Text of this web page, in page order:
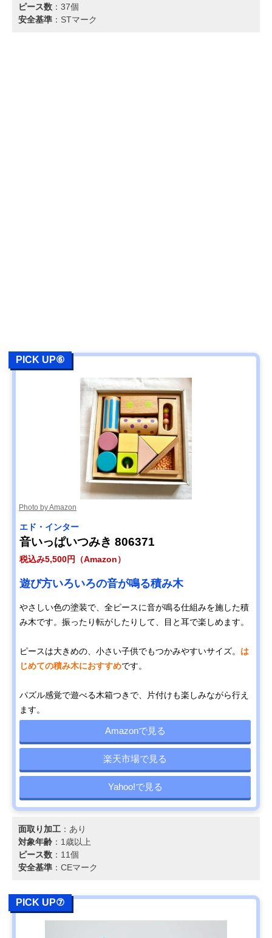
ピース数 ：37個
安全基準 ：STマーク
PICK UP⑥
Photo by Amazon
エド・インター
音いっぱいつみき ‎806371
税込み5,500円（Amazon）
遊び方いろいろの音が鳴る積み木
やさしい色の塗装で、全ピースに音が鳴る仕組みを施した積
み木です。振ったり転がしたりして、目と耳で楽しめます。
ピースは大きめの、小さい子供でもつかみやすいサイズ。 は
じめての積み木におすすめです。
パズル感覚で遊べる木箱つきで、片付けも楽しみながら行え
ます。
Amazonで見る
楽天市場で見る
Yahoo!で見る
面取り加工 ：あり
対象年齢 ：1歳以上
ピース数 ：11個
安全基準 ：CEマーク
PICK UP⑦